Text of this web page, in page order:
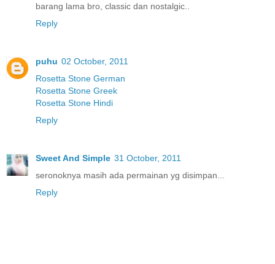
barang lama bro, classic dan nostalgic..
Reply
puhu 02 October, 2011
Rosetta Stone German
Rosetta Stone Greek
Rosetta Stone Hindi
Reply
Sweet And Simple 31 October, 2011
seronoknya masih ada permainan yg disimpan...
Reply